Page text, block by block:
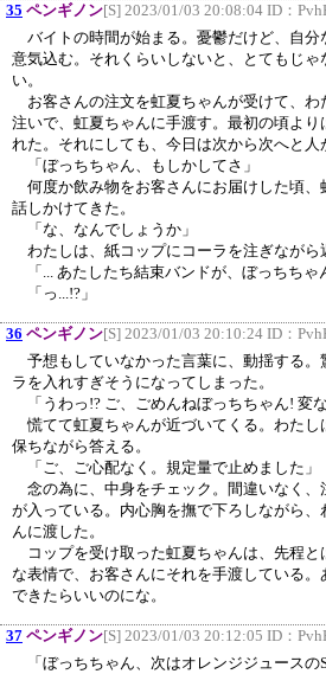
35 ペンギノン[S] 2023/01/03 20:08:04 ID：
バイトの時間が始まる。憂鬱だけど、自分
意気込む。それくらいしないと、とてもじゃ
い。
お客さんの注文を虹夏ちゃんが受けて、わ
注いで、虹夏ちゃんに手渡す。最初の頃よ
れた。それにしても、今日は次から次へと人
「ぼっちちゃん、もしかしてさ」
何度か飲み物をお客さんにお届けした頃、
話しかけてきた。
「な、なんでしょうか」
わたしは、紙コップにコーラを注ぎながら
「... あたしたち結束バンドが、ぼっちちゃ
「っ...!?」
36 ペンギノン[S] 2023/01/03 20:10:24 ID：
予想もしていなかった言葉に、動揺する。
ラを入れすぎそうになってしまった。
「うわっ!? ご、ごめんねぼっちちゃん! 変
慌てて虹夏ちゃんが近づいてくる。わたし
保ちながら答える。
「ご、ご心配なく。規定量で止めました」
念の為に、中身をチェック。間違いなく、
が入っている。内心胸を撫で下ろしながら
んに渡した。
コップを受け取った虹夏ちゃんは、先程と
な表情で、お客さんにそれを手渡している
できたらいいのにな。
37 ペンギノン[S] 2023/01/03 20:12:05 ID：
「ぼっちちゃん、次はオレンジジュースの